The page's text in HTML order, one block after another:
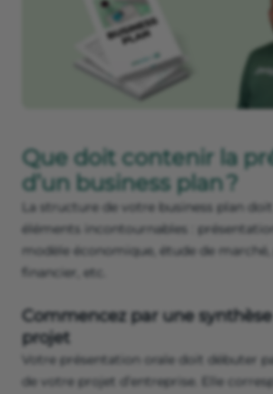
Que doit contenir la
d’un business plan ?
La structure de votre business plan
éléments incontournables :
modèle économique, étude de
financier, etc.
Commencez par une
projet
Votre présentation orale doit débuter
de votre projet d’entreprise. Elle